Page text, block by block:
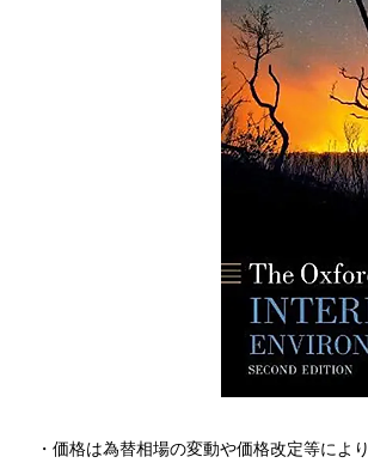
・価格は為替相場の変動や価格改定等に